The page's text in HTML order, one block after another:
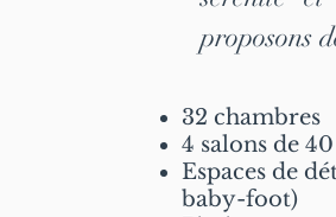
proposons
32 chambres
4 salons de
Espaces de
baby-foot)